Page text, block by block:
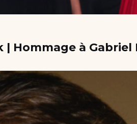
| Hommage à